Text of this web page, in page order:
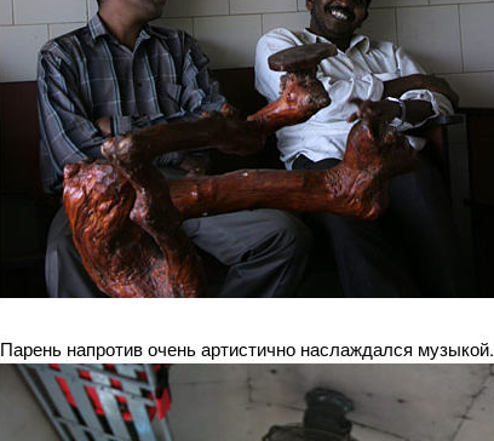
Парень напротив очень артистично наслаждался музыкой.